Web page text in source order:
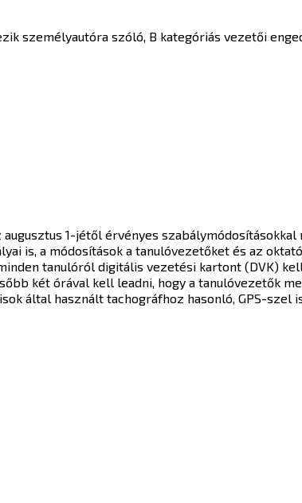
személyautóra szóló, B kategóriás vezetői
1-jétől érvényes szabálymódosításokkal
is, a módosítások a tanulóvezetőket és az
tanulóról digitális vezetési kartont (DVK)
két órával kell leadni, hogy a tanulóvezetők
által használt tachográfhoz hasonló, GPS-szel